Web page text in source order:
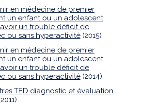
en médecine de premier
un enfant ou un adolescent
un trouble déficit de
ou sans hyperactivité (2015)
en médecine de premier
un enfant ou un adolescent
un trouble déficit de
ou sans hyperactivité (2014)
TED diagnostic et évaluation